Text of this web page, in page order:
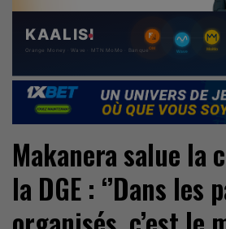
Makanera salue la
la DGE : ‘’Dans les